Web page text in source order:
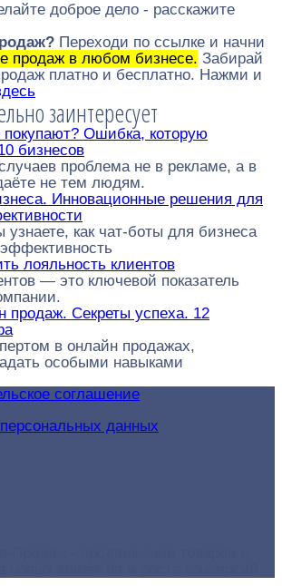
доброе дело - расскажите
Переходи по ссылке и начни
продаж в любом бизнесе. Забирай
платно и бесплатно. Нажми и
заинтересует
Ошибка, которую
бизнесов
проблема не в рекламе, а в
не тем людям.
Инновационные решения для
узнаете, как чат-боты для бизнеса
лояльность клиентов
— это ключевой показатель
продаж. Секреты успеха. 12
в онлайн продажах,
особыми навыками
соглашение
данных